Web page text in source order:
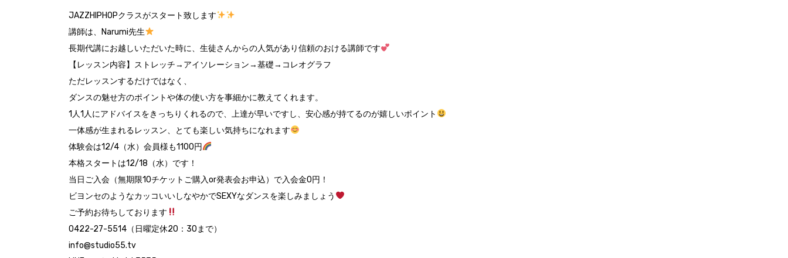
JAZZHIPHOPクラスがスタート致します
講師は、
Narumi先生
長期代講にお越しいただいた時に、生徒さんからの人気があり信頼のおける講師です
【レッスン内容】ストレッチ→ アイソレーション→基礎→ コレオグラフ
ただレッスンするだけではなく、
ダンスの魅せ方のポイントや体の使い方を事細かに教えてくれます。
1 人1 人にアドバイスをきっちりくれるので、上達が早いですし、安心感が持てるのが嬉しいポイント
一体感が生まれるレッスン、とても楽しい気持ちになれます
体験会は12/4 （水）会員様も1100円
本格スタートは12/18（水）です！
当日ご入会（無期限10チケットご購入or発表会お申込）で入会金0円！
ビヨンセのようなカッコいいしなやかでSEXYなダンスを楽しみましょう
ご予約お待ちしております
0422-27-5514 （日曜定休20 ： 30まで）
info@studio55.tv